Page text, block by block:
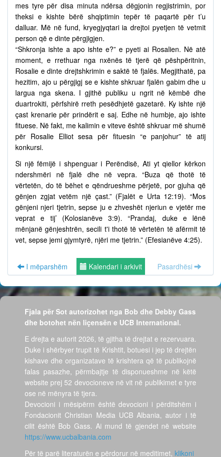
mes tyre për disa minuta ndërsa dëgjonin regjistrimin, por
theksi e kishte bërë shqiptimin tepër të paqartë për t’u
dalluar. Më në fund, kryegjyqtari ia drejtoi pyetjen të vetmit
person që e dinte përgjigjen.
“Shkronja ishte a apo ishte e?” e pyeti ai Rosalien. Në atë
moment, e rrethuar nga nxënës të tjerë që pëshpëritnin,
Rosalie e dinte drejtshkrimin e saktë të fjalës. Megjithatë, pa
hezitim, ajo u përgjigj se e kishte shkruar fjalën gabim dhe u
largua nga skena. I gjithë publiku u ngrit në këmbë dhe
duartrokiti, përfshirë rreth pesëdhjetë gazetarë. Ky ishte një
çast krenarie për prindërit e saj. Edhe në humbje, ajo ishte
fituese. Në fakt, me kalimin e viteve është shkruar më shumë
për Rosalie Elliot sesa për fituesin “e panjohur” të atij
konkursi.
Si një fëmijë i shpenguar i Perëndisë, Ati yt qiellor kërkon
ndershmëri në fjalë dhe në vepra. “Buza që thotë të
vërtetën, do të bëhet e qëndrueshme përjetë, por gjuha që
gënjen zgjat vetëm një çast.” (Fjalët e Urta 12:19). “Mos
gënjeni njeri tjetrin, sepse ju e zhveshët njeriun e vjetër me
veprat e tij’ (Kolosianëve 3:9). “Prandaj, duke e lënë
mënjanë gënjeshtrën, secili t'i thotë të vërtetën të afërmit të
vet, sepse jemi gjymtyrë, njëri me tjetrin.” (Efesianëve 4:25).
I mëparshëm Kalendari i arkivit Pasardhësi
Fjala për Sot autorizohet nga Bob dhe Debby Gass
dhe botohet nën liçensën e UCB International.
E drejta e autorit 2026, të gjitha të drejtat e rezervuara.
Duke i shërbyer trupit të Krishtit, botuesi i jep të drejtën
kishave dhe organizatave të krishtera që të publikojnë
falas pasazhe, përmbajtje të disponueshme në këtë
website prej 52 devocioneve në vit në publikimet e tyre
ose në mënyra të tjera.
Devocioni i mësipërm është devocioni i përditshëm i
Fondacionit Christian Media UCB Albania, autor i të
cilit është Bob Gass. Ai mund të gjendet në website
https://www.ucbalbania.com
Për të parë literaturën e përdorur në meditimet, klikoni